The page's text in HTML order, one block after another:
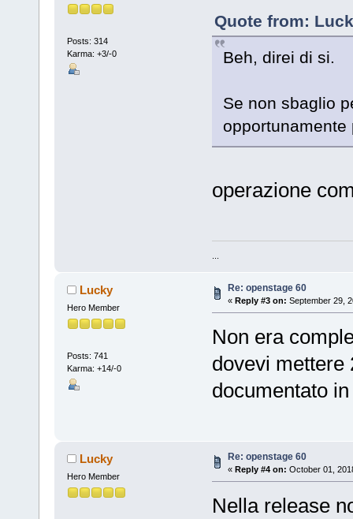
Posts: 314
Karma: +3/-0
Quote from:
Beh, direi di si.
Se non sbaglio
opportunamente
operazione
Lucky
Hero Member
Posts: 741
Karma: +14/-0
Re: openstage 60
« Reply #3 on: September 29,
Non era
dovevi mettere
documentato
Lucky
Hero Member
Re: openstage 60
« Reply #4 on: October 01,
Nella release